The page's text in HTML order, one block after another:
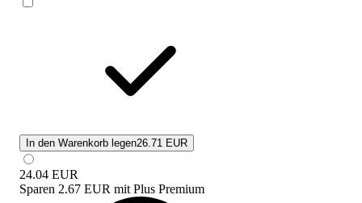
In den Warenkorb legen26.71 EUR
24.04 EUR
Sparen 2.67 EUR mit Plus Premium